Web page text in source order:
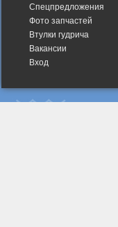
Спецпредложения
Фото запчастей
Втулки гудрича
Вакансии
Вход